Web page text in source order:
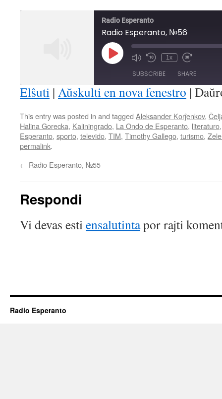
Radio Esperanto
Radio Esperanto, №56
Play
Episode Mute/Unmute
Rewind
Seconds
1x
Fast
30
seconds
SUBSCRIBE SHARE
RSS FEED
LINK
EMBED
Elŝuti | Aŭskulti en nova fenestro |
This entry was posted in and tagged Aleksander Korĵenkov,
Halina Gorecka, Kaliningrado, La Ondo de Esperanto, literaturo
Esperanto, sporto, televido, TIM, Timothy Gallego, turismo,
permalink.
← Radio Esperanto, №55
Respondi
Vi devas estiensalutintapor rajti
Radio Esperanto